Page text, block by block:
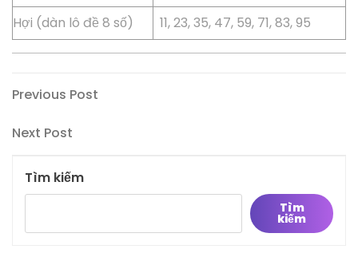
Hợi (dàn lô đề 8 số)
11, 23, 35, 47, 59, 71, 83, 95
Điều
hướng
bài
viết
Previous
Previous Post
Next
Next Post
Tìm kiếm
Tìm
kiếm